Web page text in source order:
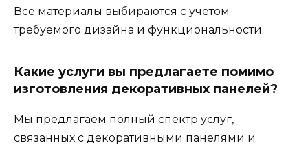
Все материалы выбираются с учетом
требуемого дизайна и функциональности.
Какие услуги вы предлагаете помимо
изготовления декоративных панелей?
Мы предлагаем полный спектр услуг,
связанных с декоративными панелями и